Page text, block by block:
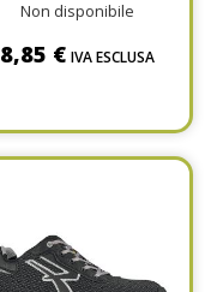
Non disponibile
8,85 € IVA ESCLUSA